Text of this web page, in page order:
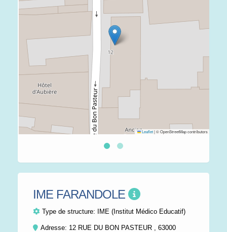
Leaflet|© OpenStreetMap contributors
IME FARANDOLE
Type de structure: IME (Institut Médico Educatif)
Adresse: 12 RUE DU BON PASTEUR , 63000